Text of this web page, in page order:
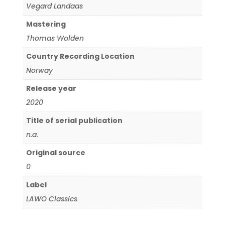
Vegard Landaas
Mastering
Thomas Wolden
Country Recording Location
Norway
Release year
2020
Title of serial publication
n.a.
Original source
0
Label
LAWO Classics